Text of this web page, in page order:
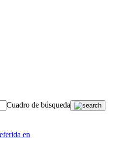
Cuadro de búsqueda
en